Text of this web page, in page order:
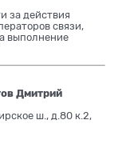
за действия
связи,
выполнение
Дмитрий
ш., д.80 к.2,